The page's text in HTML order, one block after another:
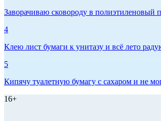
Заворачиваю сковороду в полиэтиленовый
4
Клею лист бумаги к унитазу и всё лето
5
Кипячу туалетную бумагу с сахаром и не
16+